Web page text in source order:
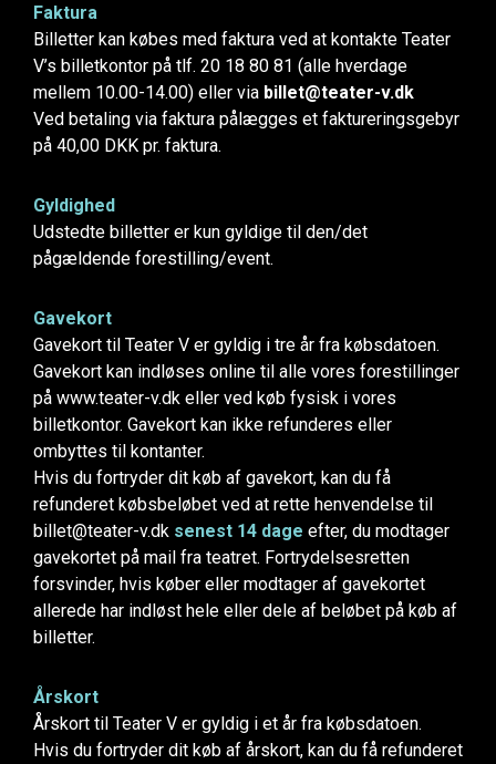
Faktura
Billetter kan købes med faktura ved at kontakte Teater
V’s billetkontor på tlf. 20 18 80 81 (alle hverdage
mellem 10.00-14.00) eller via billet@teater-v.dk
Ved betaling via faktura pålægges et faktureringsgebyr
på 40,00 DKK pr. faktura.
Gyldighed
Udstedte billetter er kun gyldige til den/det
pågældende forestilling/event.
Gavekort
Gavekort til Teater V er gyldig i tre år fra købsdatoen.
Gavekort kan indløses online til alle vores forestillinger
på www.teater-v.dk eller ved køb fysisk i vores
billetkontor. Gavekort kan ikke refunderes eller
ombyttes til kontanter.
Hvis du fortryder dit køb af gavekort, kan du få
refunderet købsbeløbet ved at rette henvendelse til
billet@teater-v.dk senest 14 dage efter, du modtager
gavekortet på mail fra teatret. Fortrydelsesretten
forsvinder, hvis køber eller modtager af gavekortet
allerede har indløst hele eller dele af beløbet på køb af
billetter.
Årskort
Årskort til Teater V er gyldig i et år fra købsdatoen.
Hvis du fortryder dit køb af årskort, kan du få refunderet